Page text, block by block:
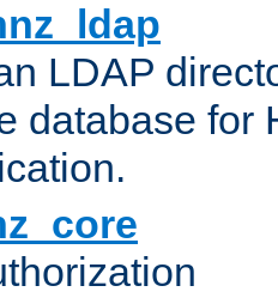
LDAP
database for